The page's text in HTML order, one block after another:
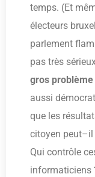
temps. (Et
électeurs
parlement
pas très
gros
aussi
que les
citoyen peut–il
Qui contrôle
informaticiens